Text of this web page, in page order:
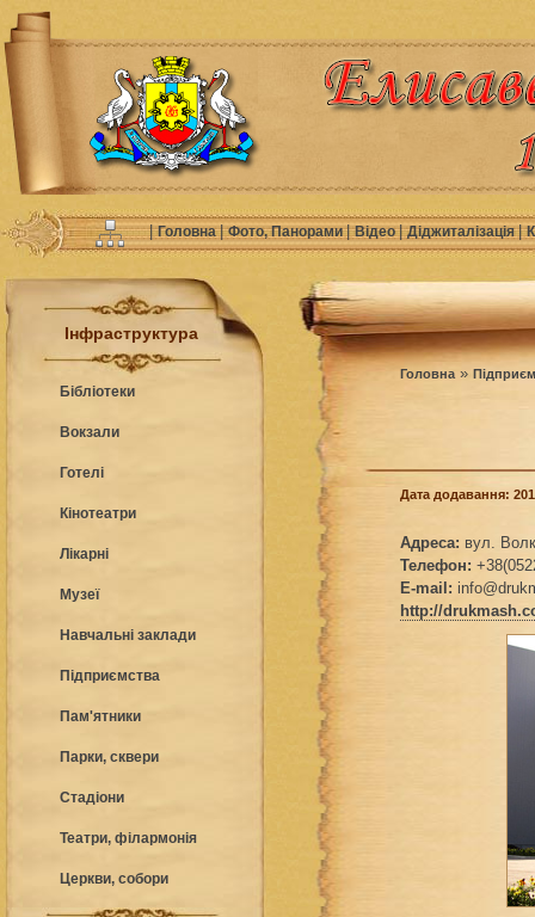
|Головна|Фото, Панорами|Відео|Діджиталізація|
Інфраструктура
Бібліотеки
Вокзали
Готелі
Кінотеатри
Лікарні
Музеї
Навчальні заклади
Підприємства
Пам'ятники
Парки, сквери
Стадіони
Театри, філармонія
Церкви, собори
Головна»
Дата додавання:
Адреса: вул.
Телефон:
E-mail:
http://